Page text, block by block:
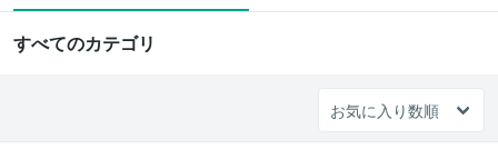
すべてのカテゴリ